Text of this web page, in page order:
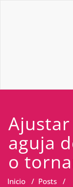
aguja
o
Inicio / Posts /